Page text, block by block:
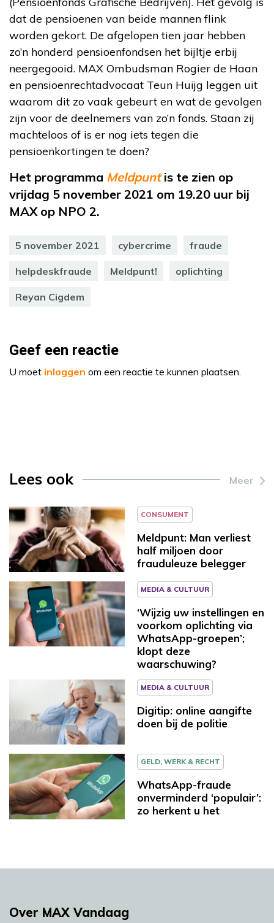
dat de pensioenen van beide mannen flink
worden gekort. De afgelopen tien jaar hebben
zo’n honderd pensioenfondsen het bijltje erbij
neergegooid. MAX Ombudsman Rogier de Haan
en pensioenrechtadvocaat Teun Huijg leggen uit
waarom dit zo vaak gebeurt en wat de gevolgen
zijn voor de deelnemers van zo’n fonds. Staan zij
machteloos of is er nog iets tegen die
pensioenkortingen te doen?
Het programma Meldpunt is te zien op
vrijdag 5 november 2021 om 19.20 uur bij
MAX op NPO 2.
5 november 2021 cybercrime fraude
helpdeskfraude Meldpunt! oplichting
Reyan Cigdem
Geef een reactie
U moet inloggen om een reactie te kunnen plaatsen.
Lees ook Meer
CONSUMENT
Meldpunt: Man verliest
half miljoen door
frauduleuze belegger
MEDIA & CULTUUR
‘Wijzig uw instellingen en
voorkom oplichting via
WhatsApp-groepen’;
klopt deze
waarschuwing?
MEDIA & CULTUUR
Digitip: online aangifte
doen bij de politie
GELD, WERK & RECHT
WhatsApp-fraude
onverminderd ‘populair’:
zo herkent u het
Over MAX Vandaag